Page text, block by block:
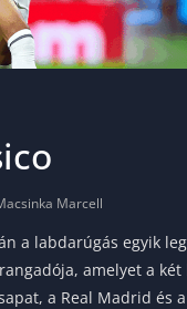
Marcell
a labdarúgás egyik
amelyet a
a Real Madrid és a